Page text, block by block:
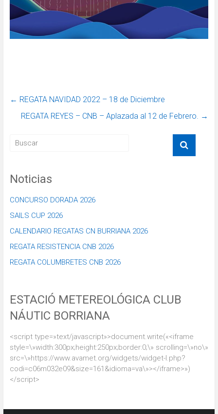
← REGATA NAVIDAD 2022 – 18 de Diciembre
REGATA REYES – CNB – Aplazada al 12 de Febrero. →
Noticias
CONCURSO DORADA 2026
SAILS CUP 2026
CALENDARIO REGATAS CN BURRIANA 2026
REGATA RESISTENCIA CNB 2026
REGATA COLUMBRETES CNB 2026
ESTACIÓ METEREOLÓGICA CLUB
NÁUTIC BORRIANA
<script type=»text/javascript»>document.write(«<iframe
style=\»width:300px;height:250px;border:0;\» scrolling=\»no\»
src=\»https://www.avamet.org/widgets/widget-l.php?
codi=c06m032e09&size=161&idioma=va\»></iframe>»)
</script>